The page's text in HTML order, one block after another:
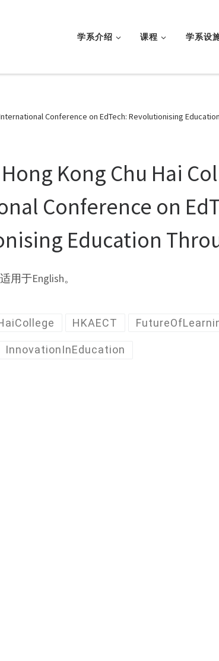
学系介绍 课程 学系设
Conference on EdTech: Revolutionising
Kong Chu Hai
Conference on
Education
用于English。
HKAECT
InnovationInEducation